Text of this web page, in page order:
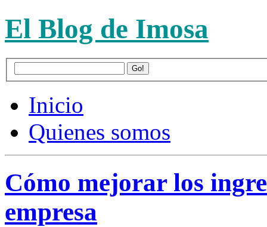
El Blog de Imosa
Inicio
Quienes somos
Cómo mejorar los
empresa